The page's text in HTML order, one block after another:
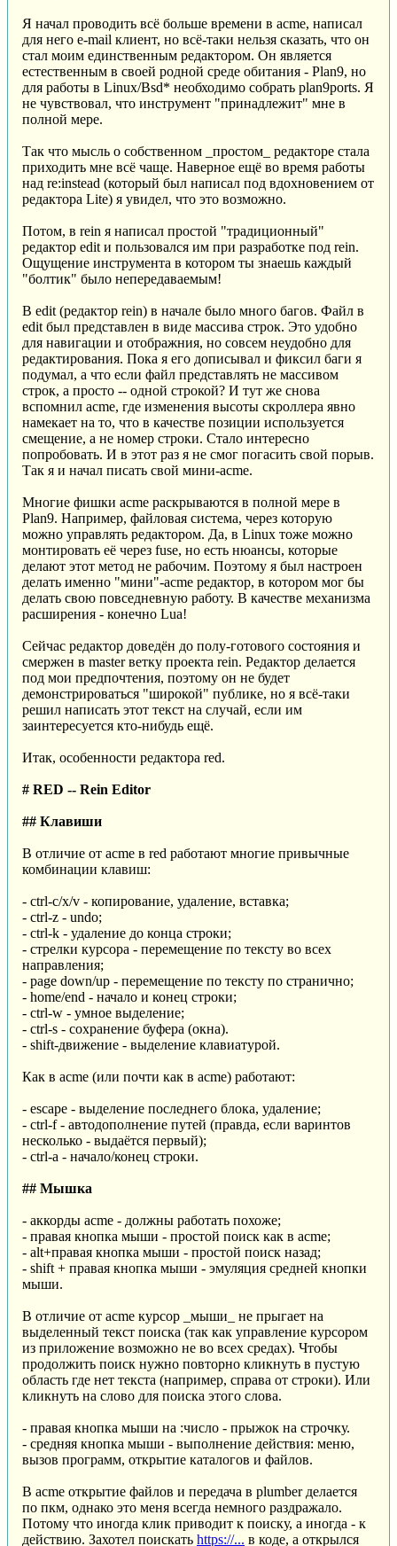
Я начал проводить всё больше времени в acme, написал
для него e-mail клиент, но всё-таки нельзя сказать, что он
стал моим единственным редактором. Он является
естественным в своей родной среде обитания - Plan9, но
для работы в Linux/Bsd* необходимо собрать plan9ports. Я
не чувствовал, что инструмент "принадлежит" мне в
полной мере.
Так что мысль о собственном _простом_ редакторе стала
приходить мне всё чаще. Наверное ещё во время работы
над re:instead (который был написал под вдохновением от
редактора Lite) я увидел, что это возможно.
Потом, в rein я написал простой "традиционный"
редактор edit и пользовался им при разработке под rein.
Ощущение инструмента в котором ты знаешь каждый
"болтик" было непередаваемым!
В edit (редактор rein) в начале было много багов. Файл в
edit был представлен в виде массива строк. Это удобно
для навигации и отображния, но совсем неудобно для
редактирования. Пока я его дописывал и фиксил баги я
подумал, а что если файл представлять не массивом
строк, а просто -- одной строкой? И тут же снова
вспомнил acme, где изменения высоты скроллера явно
намекает на то, что в качестве позиции используется
смещение, а не номер строки. Стало интересно
попробовать. И в этот раз я не смог погасить свой порыв.
Так я и начал писать свой мини-acme.
Многие фишки acme раскрываются в полной мере в
Plan9. Например, файловая система, через которую
можно управлять редактором. Да, в Linux тоже можно
монтировать её через fuse, но есть нюансы, которые
делают этот метод не рабочим. Поэтому я был настроен
делать именно "мини"-acme редактор, в котором мог бы
делать свою повседневную работу. В качестве механизма
расширения - конечно Lua!
Сейчас редактор доведён до полу-готового состояния и
смержен в master ветку проекта rein. Редактор делается
под мои предпочтения, поэтому он не будет
демонстрироваться "широкой" публике, но я всё-таки
решил написать этот текст на случай, если им
заинтересуется кто-нибудь ещё.
Итак, особенности редактора red.
# RED -- Rein Editor
## Клавиши
В отличие от acme в red работают многие привычные
комбинации клавиш:
- ctrl-c/x/v - копирование, удаление, вставка;
- ctrl-z - undo;
- ctrl-k - удаление до конца строки;
- стрелки курсора - перемещение по тексту во всех
направления;
- page down/up - перемещение по тексту по странично;
- home/end - начало и конец строки;
- ctrl-w - умное выделение;
- ctrl-s - сохранение буфера (окна).
- shift-движение - выделение клавиатурой.
Как в acme (или почти как в acme) работают:
- escape - выделение последнего блока, удаление;
- ctrl-f - автодополнение путей (правда, если варинтов
несколько - выдаётся первый);
- ctrl-a - начало/конец строки.
## Мышка
- аккорды acme - должны работать похоже;
- правая кнопка мыши - простой поиск как в acme;
- alt+правая кнопка мыши - простой поиск назад;
- shift + правая кнопка мыши - эмуляция средней кнопки
мыши.
В отличие от acme курсор _мыши_ не прыгает на
выделенный текст поиска (так как управление курсором
из приложение возможно не во всех средах). Чтобы
продолжить поиск нужно повторно кликнуть в пустую
область где нет текста (например, справа от строки). Или
кликнуть на слово для поиска этого слова.
- правая кнопка мыши на :число - прыжок на строчку.
- средняя кнопка мыши - выполнение действия: меню,
вызов программ, открытие каталогов и файлов.
В acme открытие файлов и передача в plumber делается
по пкм, однако это меня всегда немного раздражало.
Потому что иногда клик приводит к поиску, а иногда - к
действию. Захотел поискать https://... в коде, а открылся